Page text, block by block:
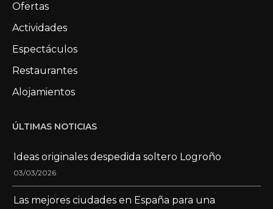
Ofertas
Actividades
Espectáculos
Restaurantes
Alojamientos
ÚLTIMAS NOTICIAS
Ideas originales despedida soltero Logroño
03/03/2026
Las mejores ciudades en España para una